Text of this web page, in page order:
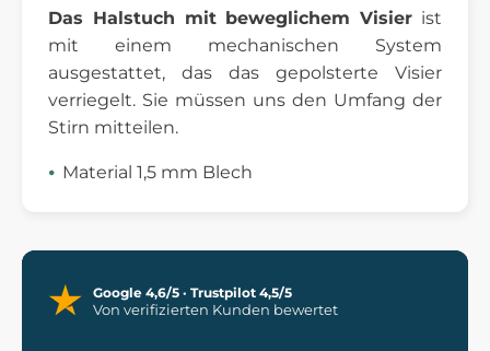
Das Halstuch mit beweglichem Visier ist
mit einem mechanischen System
ausgestattet, das das gepolsterte Visier
verriegelt. Sie müssen uns den Umfang der
Stirn mitteilen.
Material 1,5 mm Blech
Google 4,6/5 · Trustpilot 4,5/5
Von verifizierten Kunden bewertet